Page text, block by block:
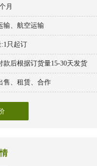
月
输、航空运输
只起订
款后根据订货量15-30天发货
售、租赁、合作